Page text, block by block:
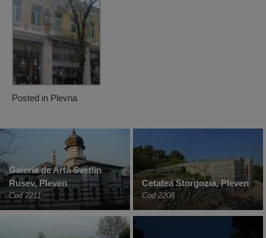
Posted in Plevna
Galeria de Artă Svetlin
Rusev, Pleven
Cod 2211
Cetatea Storgozia, Pleven
Cod 2208